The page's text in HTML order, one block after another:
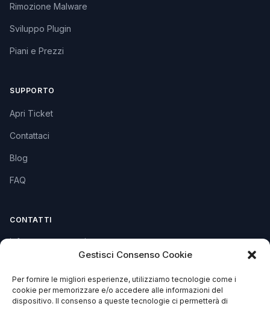
Gestisci Consenso Cookie
Per fornire le migliori esperienze, utilizziamo tecnologie come i
cookie per memorizzare e/o accedere alle informazioni del
dispositivo. Il consenso a queste tecnologie ci permetterà di
Rimozione Malware
Sviluppo Plugin
Piani e Prezzi
SUPPORTO
Apri Ticket
Contattaci
Blog
FAQ
CONTATTI
info@soccorsowp.it
PEC: gtechgroup@pec.it
Privacy Policy